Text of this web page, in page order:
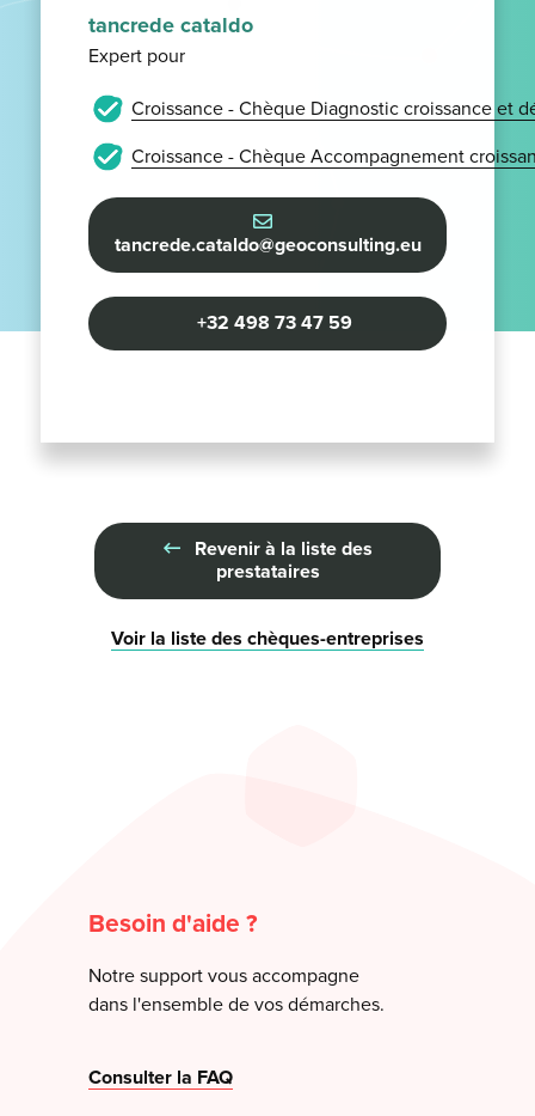
tancrede cataldo
Expert pour
Croissance - Chèque Diagnostic croissance et
Croissance - Chèque Accompagnement
tancrede.cataldo@geoconsulting.eu
+32 498 73 47 59
Revenir à la liste des
prestataires
Voir la liste des chèques-entreprises
Besoin d'aide ?
Notre support vous accompagne
dans l'ensemble de vos démarches.
Consulter la FAQ